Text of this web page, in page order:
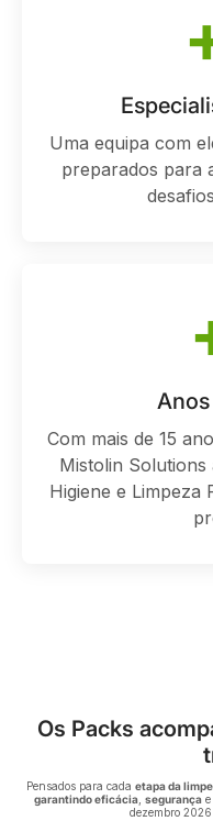
Uma equipa com
preparados para
Com mais de 15
Mistolin
Higiene e Limpeza
Os Packs
Pensados para cada etapa da
garantindo eficácia, segurança e
dezembro